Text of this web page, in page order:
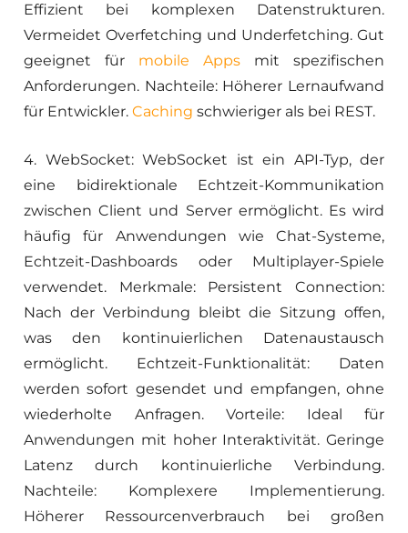
Effizient bei komplexen Datenstrukturen.
Vermeidet Overfetching und Underfetching. Gut
geeignet für mobile Apps mit spezifischen
Anforderungen. Nachteile: Höherer Lernaufwand
für Entwickler. Caching schwieriger als bei REST.
4. WebSocket: WebSocket ist ein API-Typ, der
eine bidirektionale Echtzeit-Kommunikation
zwischen Client und Server ermöglicht. Es wird
häufig für Anwendungen wie Chat-Systeme,
Echtzeit-Dashboards oder Multiplayer-Spiele
verwendet. Merkmale: Persistent Connection:
Nach der Verbindung bleibt die Sitzung offen,
was den kontinuierlichen Datenaustausch
ermöglicht. Echtzeit-Funktionalität: Daten
werden sofort gesendet und empfangen, ohne
wiederholte Anfragen. Vorteile: Ideal für
Anwendungen mit hoher Interaktivität. Geringe
Latenz durch kontinuierliche Verbindung.
Nachteile: Komplexere Implementierung.
Höherer Ressourcenverbrauch bei großen